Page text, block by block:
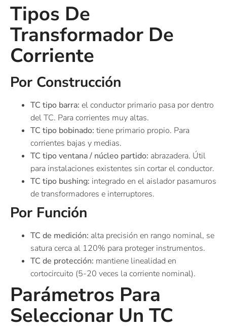
Tipos De
Transformador De
Corriente
Por Construcción
TC tipo barra: el conductor primario pasa por dentro
del TC. Para corrientes muy altas.
TC tipo bobinado: tiene primario propio. Para
corrientes bajas y medias.
TC tipo ventana / núcleo partido: abrazadera. Útil
para instalaciones existentes sin cortar el conductor.
TC tipo bushing: integrado en el aislador pasamuros
de transformadores e interruptores.
Por Función
TC de medición: alta precisión en rango nominal, se
satura cerca al 120% para proteger instrumentos.
TC de protección: mantiene linealidad en
cortocircuito (5-20 veces la corriente nominal).
Parámetros Para
Seleccionar Un TC